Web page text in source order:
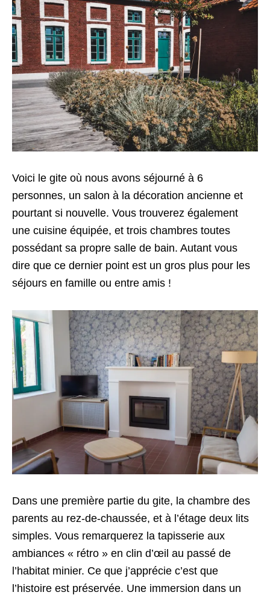
Voici le gite où nous avons séjourné à 6
personnes, un salon à la décoration ancienne et
pourtant si nouvelle. Vous trouverez également
une cuisine équipée, et trois chambres toutes
possédant sa propre salle de bain. Autant vous
dire que ce dernier point est un gros plus pour les
séjours en famille ou entre amis !
Dans une première partie du gite, la chambre des
parents au rez-de-chaussée, et à l’étage deux lits
simples. Vous remarquerez la tapisserie aux
ambiances « rétro » en clin d’œil au passé de
l’habitat minier. Ce que j’apprécie c’est que
l’histoire est préservée. Une immersion dans un